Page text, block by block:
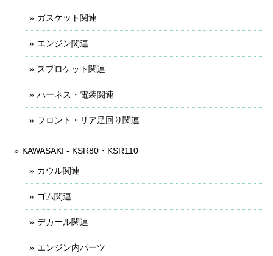
ガスケット関連
エンジン関連
スプロケット関連
ハーネス・電装関連
フロント・リア足回り関連
KAWASAKI - KSR80・KSR110
カウル関連
ゴム関連
デカール関連
エンジン内パーツ